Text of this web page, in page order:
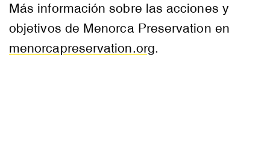
Más información sobre las acciones y
objetivos de Menorca Preservation en
menorcapreservation.org.